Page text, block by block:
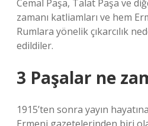
Cemal Paşa, Talat Paşa ve
zamanı katliamları ve hem
Rumlara yönelik çıkarcılık
edildiler.
3 Paşalar ne
1915’ten sonra yayın